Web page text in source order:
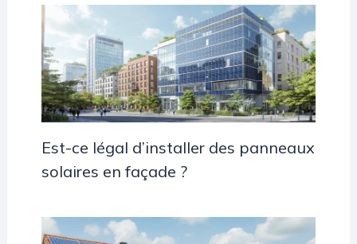
Est-ce légal d’installer des panneaux
solaires en façade ?